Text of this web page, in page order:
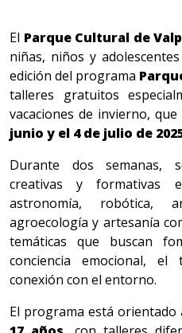
El Parque Cultural de
niñas, niños y
edición del programa
talleres gratuitos
vacaciones de invierno,
junio y el 4 de julio de
Durante dos semanas,
creativas y formativas
astronomía, robótica,
agroecología y artesanía
temáticas que buscan
conciencia emocional,
conexión con el entorno.
El programa está